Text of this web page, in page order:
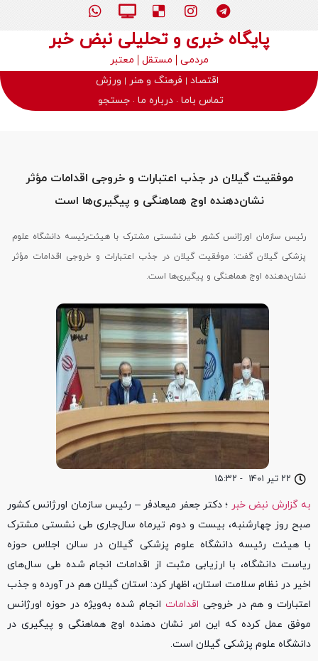
پایگاه خبری و تحلیلی نبض خبر
مردمی مستقل
معتبر
اقتصاد
فرهنگ و هنر
ورزش
تماس باما درباره ما جستجو
۲۲ تیر ۱۴۰۱ - ۱۵:۳۲
موفقیت گیلان در جذب اعتبارات و خروجی اقدامات مؤثر
نشان‌دهنده اوج هماهنگی و پیگیری‌ها است
رئیس سازمان اورژانس کشور طی نشستی مشترک با هیئت‌رئیسه دانشگاه علوم
پزشکی گیلان گفت: موفقیت گیلان در جذب اعتبارات و خروجی اقدامات مؤثر
نشان‌دهنده اوج هماهنگی و پیگیری‌ها است.
به گزارش نبض خبر ؛ دکتر جعفر میعادفر – رئیس سازمان اورژانس کشور
صبح روز چهارشنبه، بیست و دوم تیرماه سال‌جاری طی نشستی مشترک
با هیئت‌ رئیسه دانشگاه علوم پزشکی گیلان در سالن اجلاس حوزه
ریاست دانشگاه، با ارزیابی مثبت از اقدامات انجام شده طی سال‌های
اخیر در نظام سلامت استان، اظهار کرد: استان گیلان هم در آورده و جذب
اعتبارات و هم در خروجی اقدامات انجام شده به‌ویژه در حوزه اورژانس
موفق عمل کرده که این امر نشان دهنده اوج هماهنگی و پیگیری در
دانشگاه علوم پزشکی گیلان است.